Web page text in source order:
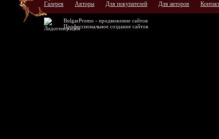
Галерея Авторы Для покупателей Для авторов
BulgarPromo - продвижение сайтов
Профессиональное создание сайтов